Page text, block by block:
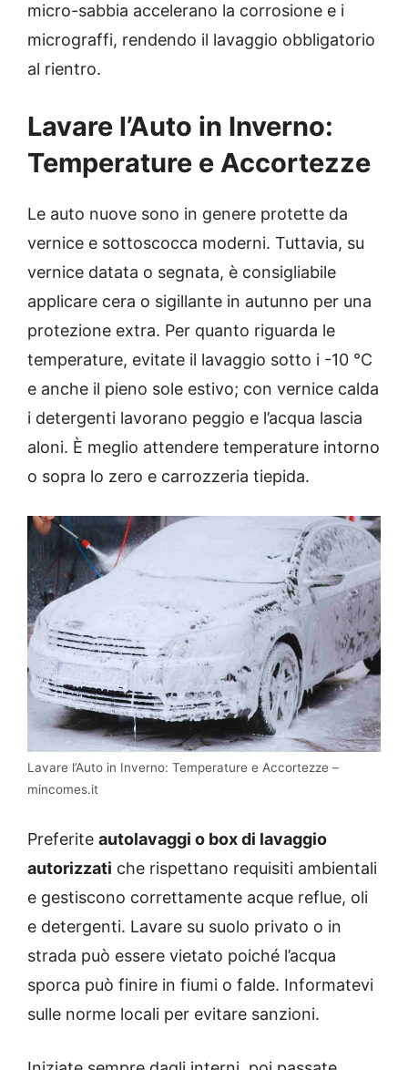
micro-sabbia accelerano la corrosione e i
micrograffi, rendendo il lavaggio obbligatorio
al rientro.
Lavare l’Auto in Inverno:
Temperature e Accortezze
Le auto nuove sono in genere protette da
vernice e sottoscocca moderni. Tuttavia, su
vernice datata o segnata, è consigliabile
applicare cera o sigillante in autunno per una
protezione extra. Per quanto riguarda le
temperature, evitate il lavaggio sotto i -10 °C
e anche il pieno sole estivo; con vernice calda
i detergenti lavorano peggio e l’acqua lascia
aloni. È meglio attendere temperature intorno
o sopra lo zero e carrozzeria tiepida.
Lavare l’Auto in Inverno: Temperature e Accortezze –
mincomes.it
Preferite autolavaggi o box di lavaggio
autorizzati che rispettano requisiti ambientali
e gestiscono correttamente acque reflue, oli
e detergenti. Lavare su suolo privato o in
strada può essere vietato poiché l’acqua
sporca può finire in fiumi o falde. Informatevi
sulle norme locali per evitare sanzioni.